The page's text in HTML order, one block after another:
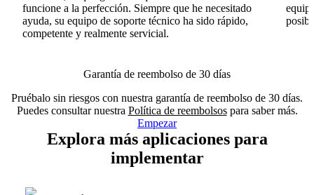
funcione a la perfección. Siempre que he necesitado
ayuda, su equipo de soporte técnico ha sido rápido,
competente y realmente servicial.
Garantía de reembolso de 30 días
Pruébalo sin riesgos con nuestra garantía de reembolso de 30 días.
Puedes consultar nuestra Política de reembolsospara saber más.
Empezar
Explora más aplicaciones para
implementar